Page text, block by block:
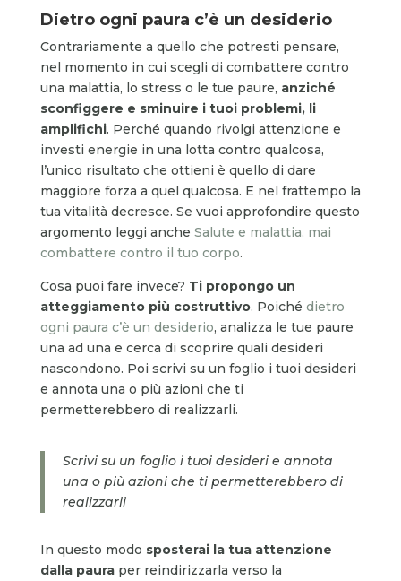
Dietro ogni paura c’è un desiderio
Contrariamente a quello che potresti pensare,
nel momento in cui scegli di combattere contro
una malattia, lo stress o le tue paure, anziché
sconfiggere e sminuire i tuoi problemi, li
amplifichi. Perché quando rivolgi attenzione e
investi energie in una lotta contro qualcosa,
l’unico risultato che ottieni è quello di dare
maggiore forza a quel qualcosa. E nel frattempo la
tua vitalità decresce. Se vuoi approfondire questo
argomento leggi anche Salute e malattia, mai
combattere contro il tuo corpo.
Cosa puoi fare invece? Ti propongo un
atteggiamento più costruttivo. Poiché dietro
ogni paura c’è un desiderio, analizza le tue paure
una ad una e cerca di scoprire quali desideri
nascondono. Poi scrivi su un foglio i tuoi desideri
e annota una o più azioni che ti
permetterebbero di realizzarli.
Scrivi su un foglio i tuoi desideri e annota
una o più azioni che ti permetterebbero di
realizzarli
In questo modo sposterai la tua attenzione
dalla paura per reindirizzarla verso la